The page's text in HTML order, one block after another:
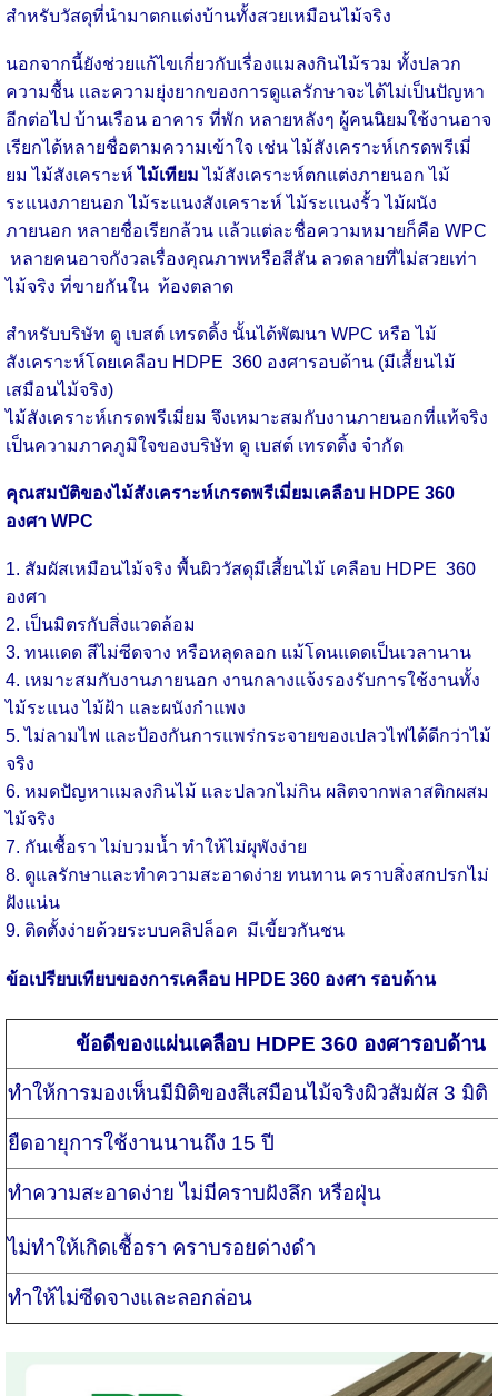
สำหรับวัสดุที่นำมาตกแต่งบ้านทั้งสวยเหมือนไม้จริง
นอกจากนี้ยังช่วยแก้ไขเกี่ยวกับเรื่องแมลงกินไม้รวม ทั้งปลวก
ความชื้น และความยุ่งยากของการดูแลรักษาจะได้ไม่เป็นปัญหา
อีกต่อไป บ้านเรือน อาคาร ที่พัก หลายหลังๆ ผู้คนนิยมใช้งานอาจ
เรียกได้หลายชื่อตามความเข้าใจ เช่น ไม้สังเคราะห์เกรดพรีเมี่
ยม ไม้สังเคราะห์ไม้เทียม ไม้สังเคราะห์ตกแต่งภายนอก ไม้
ระแนงภายนอก ไม้ระแนงสังเคราะห์ ไม้ระแนงรั้ว ไม้ผนัง
ภายนอก หลายชื่อเรียกล้วน แล้วแต่ละชื่อความหมายก็คือ WPC
หลายคนอาจกังวลเรื่องคุณภาพหรือสีสัน ลวดลายที่ไม่สวยเท่า
ไม้จริง ที่ขายกันใน ท้องตลาด
สำหรับบริษัท ดู เบสต์ เทรดดิ้ง นั้นได้พัฒนา WPC หรือ ไม้
สังเคราะห์โดยเคลือบ HDPE 360 องศารอบด้าน (มีเสื้ยนไม้
เสมือนไม้จริง)
ไม้สังเคราะห์เกรดพรีเมี่ยม จึงเหมาะสมกับงานภายนอกที่แท้จริง
เป็นความภาคภูมิใจของบริษัท ดู เบสต์ เทรดดิ้ง จำกัด
คุณสมบัติของไม้สังเคราะห์เกรดพรีเมี่ยมเคลือบ HDPE 360
องศา WPC
1. สัมผัสเหมือนไม้จริง พื้นผิววัสดุมีเสี้ยนไม้ เคลือบ HDPE 360
องศา
2. เป็นมิตรกับสิ่งแวดล้อม
3. ทนแดด สีไม่ซีดจาง หรือหลุดลอก แม้โดนแดดเป็นเวลานาน
4. เหมาะสมกับงานภายนอก งานกลางแจ้งรองรับการใช้งานทั้ง
ไม้ระแนง ไม้ฝ้า และผนังกำแพง
5. ไม่ลามไฟ และป้องกันการแพร่กระจายของเปลวไฟได้ดีกว่าไม้
จริง
6. หมดปัญหาแมลงกินไม้ และปลวกไม่กิน ผลิตจากพลาสติกผสม
ไม้จริง
7. กันเชื้อรา ไม่บวมน้ำ ทำให้ไม่ผุพังง่าย
8. ดูแลรักษาและทำความสะอาดง่าย ทนทาน คราบสิ่งสกปรกไม่
ฝังแน่น
9. ติดตั้งง่ายด้วยระบบคลิปล็อค มีเขี้ยวกันชน
ข้อเปรียบเทียบของการเคลือบ HPDE 360 องศา รอบด้าน
ข้อดีของแผ่นเคลือบ HDPE 360 องศารอบด้าน
ทำให้การมองเห็นมีมิติของสีเสมือนไม้จริงผิวสัมผัส 3 มิติ
ยืดอายุการใช้งานนานถึง 15 ปี
ทำความสะอาดง่าย ไม่มีคราบฝังลึก หรือฝุ่น
ไม่ทำให้เกิดเชื้อรา คราบรอยด่างดำ
ทำให้ไม่ซีดจางและลอกล่อน